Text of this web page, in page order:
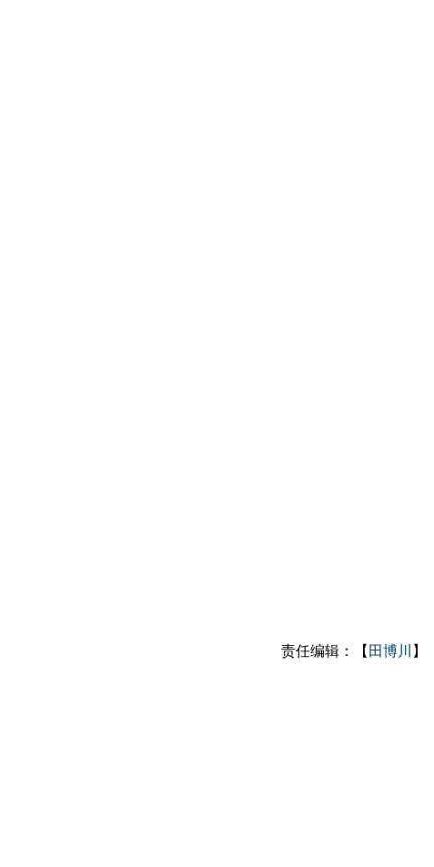
责任编辑：【 田博川 】